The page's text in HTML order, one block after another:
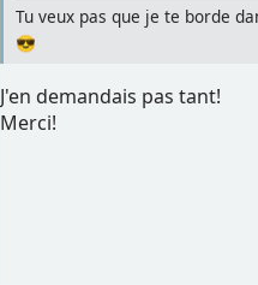
Tu veux pas que je te borde
😎
J'en demandais pas tant!
Merci!